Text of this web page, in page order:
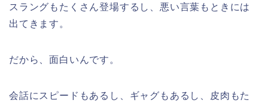
スラングもたくさん登場するし、悪い言葉もときには
出てきます。
だから、面白いんです。
会話にスピードもあるし、ギャグもあるし、皮肉もた